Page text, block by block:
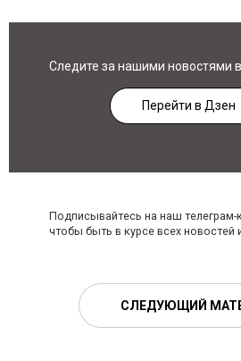
Следите за нашими новостями
Перейти в Дзен
Подписывайтесь на наш телеграм-
чтобы быть в курсе всех новостей
СЛЕДУЮЩИЙ